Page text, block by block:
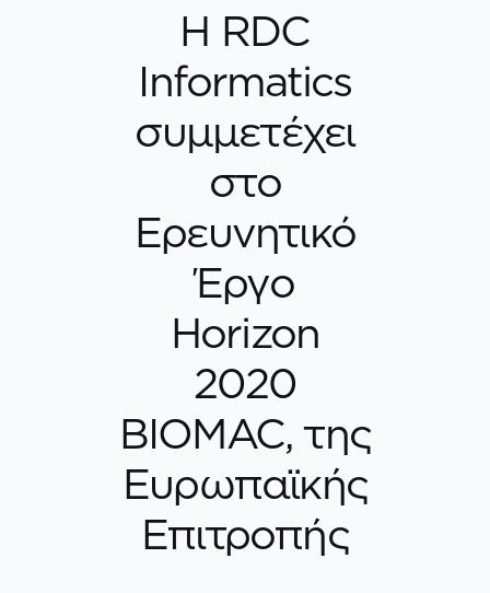
H RDC
Informatics
συμμετέχει
στο
Ερευνητικό
Έργο
Horizon
2020
BIOMAC, της
Ευρωπαϊκής
Επιτροπής